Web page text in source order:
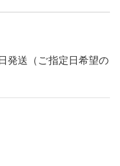
発送（ご指定日希望の